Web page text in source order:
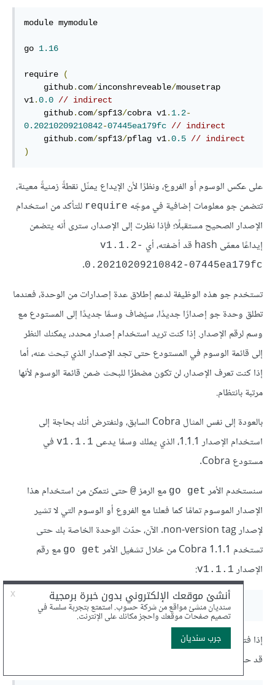
module mymodule
go 1.16
require
(
    github
. com/inconshreveable/mousetrap
v1.0.0 // indirect
    github
. com/spf13/cobra v1. 1.2-
0.20210209210842-07445ea179fc // indirect
    github
. com/spf13/pflag v1.0.5 // indirect
)
على عكس الوسوم أو الفروع، ونظرًا لأن الإيداع يمثّل نقطةً زمنيةً معينة،
تتضمن جو معلومات إضافية في موجّه require للتأكد من استخدام
الإصدار الصحيح مستقبلًا؛ فإذا نظرت إلى الإصدار، سترى أنه يتضمن
إيداعًا معمّى hash قد أضفته، أي
v1.1.2-
0.20210209210842-07445ea179fc
.
تستخدم جو هذه الوظيفة لدعم إطلاق عدة إصدارات من الوحدة، فعندما
تطلق وحدة جو إصدارًا جديدًا، سيُضاف وسمًا جديدًا إلى المستودع مع
وسم لرقم الإصدار. إذا كنت تريد استخدام إصدار محدد، يمكنك النظر
إلى قائمة الوسوم في المستودع حتى تجد الإصدار الذي تبحث عنه، أما
إذا كنت تعرف الإصدار، لن تكون مضطرًا للبحث ضمن قائمة الوسوم لأنها
مرتبة بانتظام.
بالعودة إلى نفس المثال Cobra السابق، ولنفترض أنك بحاجة إلى
استخدام الإصدار 1.1.1، الذي يملك وسمًا يدعى
v1.1.1 في
مستودع Cobra.
سنستخدم الأمر go get مع الرمز@ حتى نتمكن من استخدام هذا
الإصدار الموسوم تمامًا كما فعلنا مع الفروع أو الوسوم التي لا تشير
لإصدار non-version tag. الآن، حدّث الوحدة الخاصة بك حتى
تستخدم Cobra 1.1.1 من خلال تشغيل الأمر
go get مع رقم
الإصدار v1.1.1
:
إذا فتحت الآن ملف "go.mod" الخاص بالوحدة، فسترى أن
قد حدّث سطر